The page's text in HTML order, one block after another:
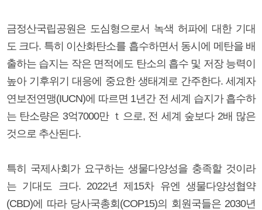
금정산국립공원은 도심형으로서 녹색 허파에 대한 기대
도 크다. 특히 이산화탄소를 흡수하면서 동시에 메탄을 배
출하는 습지는 작은 면적에도 탄소의 흡수 및 저장 능력이
높아 기후위기 대응에 중요한 생태계로 간주한다. 세계자
연보전연맹(IUCN)에 따르면 1년간 전 세계 습지가 흡수하
는 탄소량은 3억7000만 ｔ으로, 전 세계 숲보다 2배 많은
것으로 추산된다.
특히 국제사회가 요구하는 생물다양성을 충족할 것이라
는 기대도 크다. 2022년 제15차 유엔 생물다양성협약
(CBD)에 따라 당사국총회(COP15)의 회원국들은 2030년